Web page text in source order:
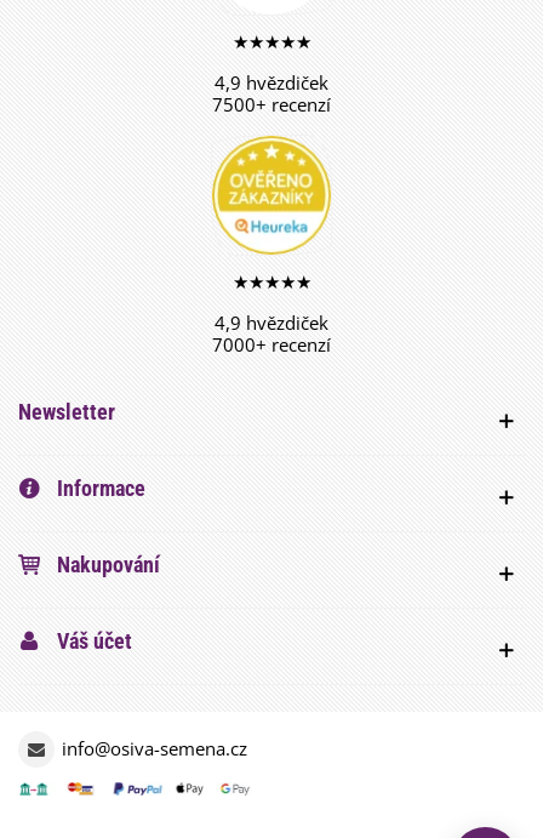
★★★★★
4,9 hvězdiček
7500+ recenzí
★★★★★
4,9 hvězdiček
7000+ recenzí
Newsletter
Informace
Nakupování
Váš účet
info@osiva-semena.cz